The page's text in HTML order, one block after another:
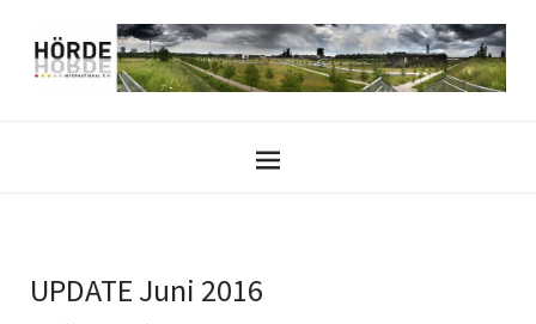
UPDATE Juni 2016